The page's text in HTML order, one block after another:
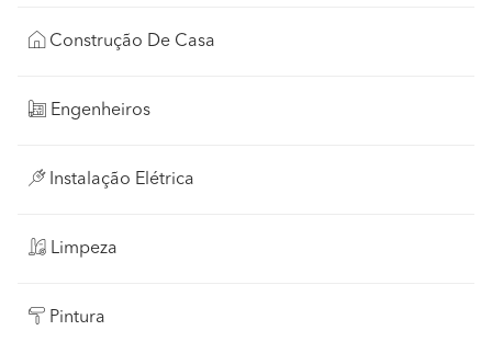
Construção De Casa
Engenheiros
Instalação Elétrica
Limpeza
Pintura